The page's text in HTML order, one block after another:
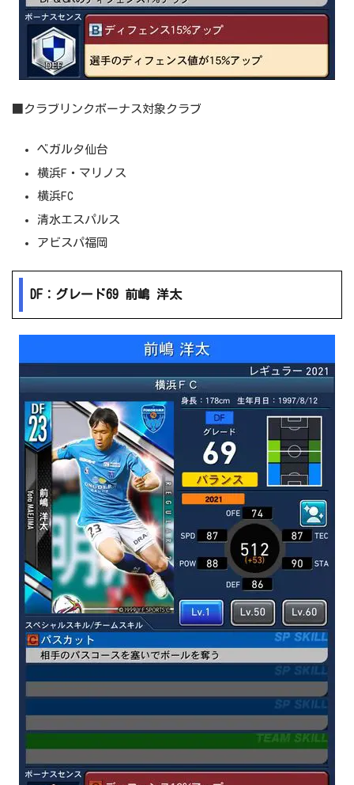
■クラブリンクボーナス対象クラブ
ベガルタ仙台
横浜F・マリノス
横浜FC
清水エスパルス
アビスパ福岡
DF：グレード69 前嶋 洋太